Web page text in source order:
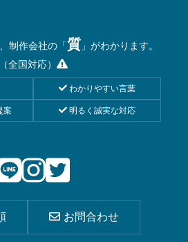
制作会社の「質 」がわかります。
（全国対応）
わかりやすい言葉
案 明るく誠実な対応
お問合わせ